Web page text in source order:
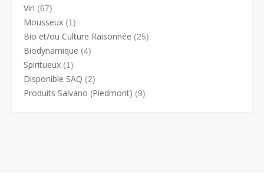
Vin (67)
Mousseux (1)
Bio et/ou Culture Raisonnée (25)
Biodynamique (4)
Spiritueux (1)
Disponible SAQ (2)
Produits Salvano (Piedmont) (9)